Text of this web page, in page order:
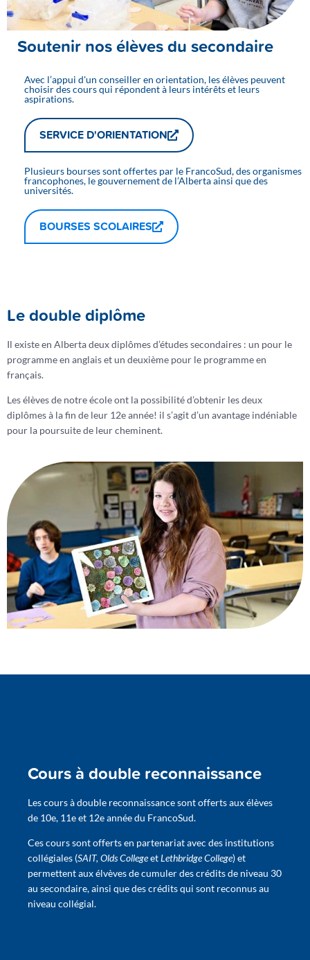
Soutenir nos élèves du secondaire
Avec l’appui d'un conseiller en orientation, les élèves peuvent
choisir des cours qui répondent à leurs intérêts et leurs
aspirations.
SERVICE D'ORIENTATION
Plusieurs bourses sont offertes par le FrancoSud, des organismes
francophones, le gouvernement de l’Alberta ainsi que des
universités.
BOURSES SCOLAIRES
Le double diplôme
Il existe en Alberta deux diplômes d’études secondaires : un pour le
programme en anglais et un deuxième pour le programme en
français.
Les élèves de notre école ont la possibilité d’obtenir les deux
diplômes à la fin de leur 12e année! il s’agit d’un avantage indéniable
pour la poursuite de leur cheminent.
Cours à double reconnaissance
Les cours à double reconnaissance sont offerts aux élèves
de 10e, 11e et 12e année du FrancoSud.
Ces cours sont offerts en partenariat avec des institutions
collégiales (SAIT, Olds CollegeetLethbridge College) et
permettent aux élvèves de cumuler des crédits de niveau 30
au secondaire, ainsi que des crédits qui sont reconnus au
niveau collégial.